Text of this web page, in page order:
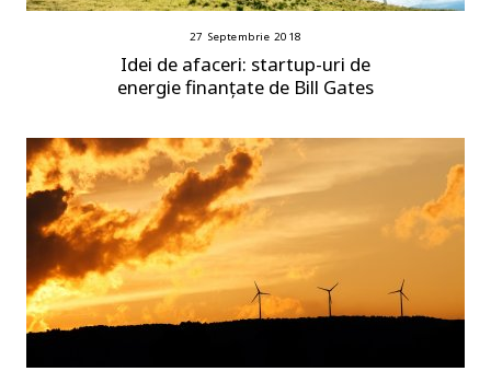
27 Septembrie 2018
Idei de afaceri: startup-uri de
energie finanțate de Bill Gates